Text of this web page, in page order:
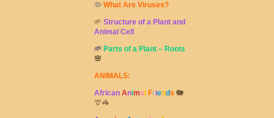
🦠 What Are Viruses?
🌱 Structure of a Plant and
Animal Cell
🌱 Parts of a Plant – Roots
🌸
ANIMALS:
African Anima Friends 🐘
🦒🦓